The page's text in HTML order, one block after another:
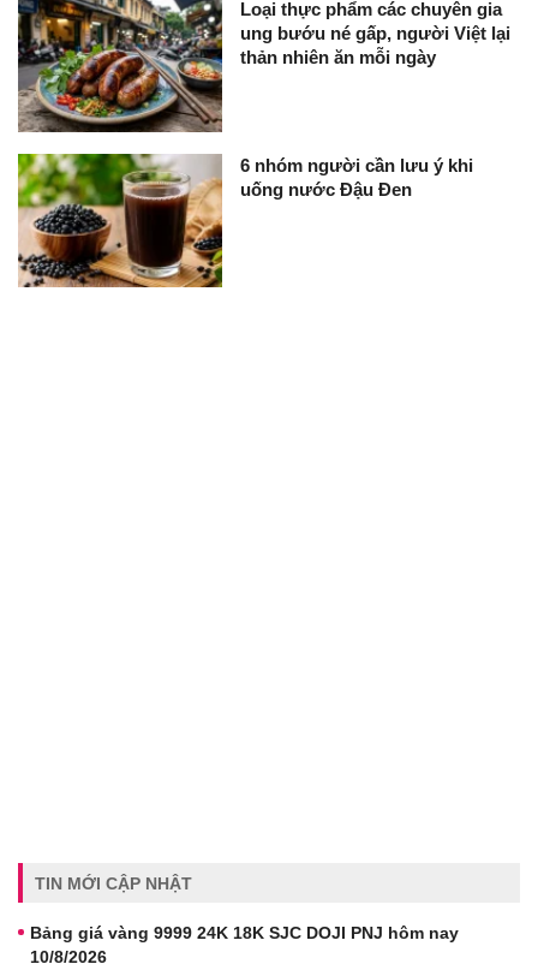
Loại thực phẩm các chuyên gia
ung bướu né gấp, người Việt lại
thản nhiên ăn mỗi ngày
6 nhóm người cần lưu ý khi
uống nước Đậu Đen
TIN MỚI CẬP NHẬT
Bảng giá vàng 9999 24K 18K SJC DOJI PNJ hôm nay
10/8/2026